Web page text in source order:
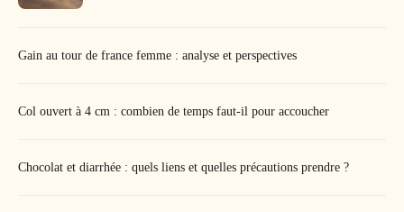
Gain au tour de france femme : analyse et perspectives
Col ouvert à 4 cm : combien de temps faut-il pour accoucher
Chocolat et diarrhée : quels liens et quelles précautions prendre ?